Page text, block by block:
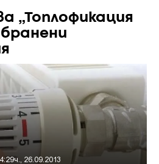
„Топлофикация
26.09.2013